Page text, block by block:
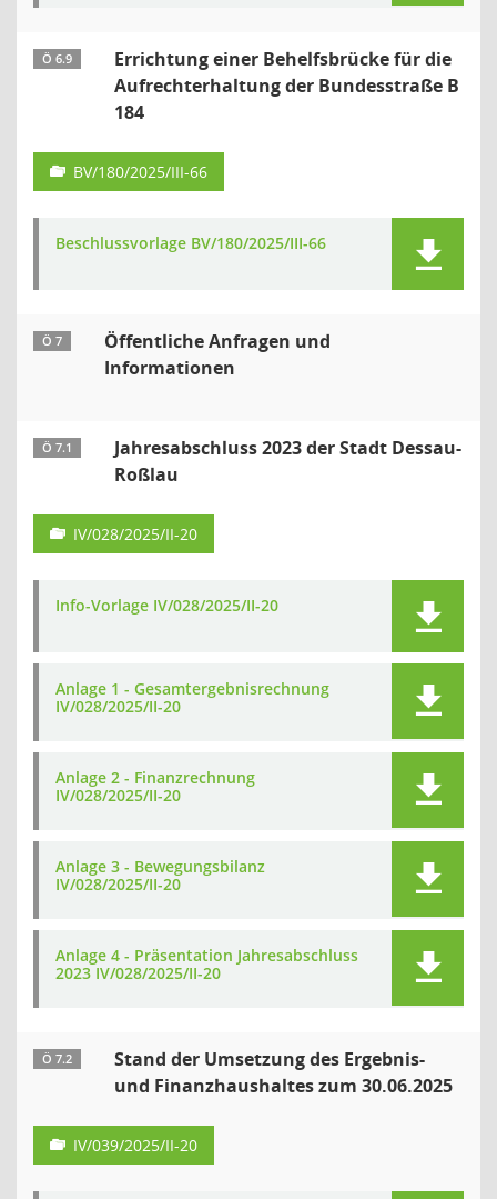
Ö 6.9
Errichtung einer Behelfsbrücke für die
Aufrechterhaltung der Bundesstraße B
184
BV/180/2025/III-66
Beschlussvorlage BV/180/2025/III-66
Ö 7
Öffentliche Anfragen und
Informationen
Ö 7.1
Jahresabschluss 2023 der Stadt Dessau-
Roßlau
IV/028/2025/II-20
Info-Vorlage IV/028/2025/II-20
Anlage 1 - Gesamtergebnisrechnung
IV/028/2025/II-20
Anlage 2 - Finanzrechnung
IV/028/2025/II-20
Anlage 3 - Bewegungsbilanz
IV/028/2025/II-20
Anlage 4 - Präsentation Jahresabschluss
2023 IV/028/2025/II-20
Ö 7.2
Stand der Umsetzung des Ergebnis-
und Finanzhaushaltes zum 30.06.2025
IV/039/2025/II-20